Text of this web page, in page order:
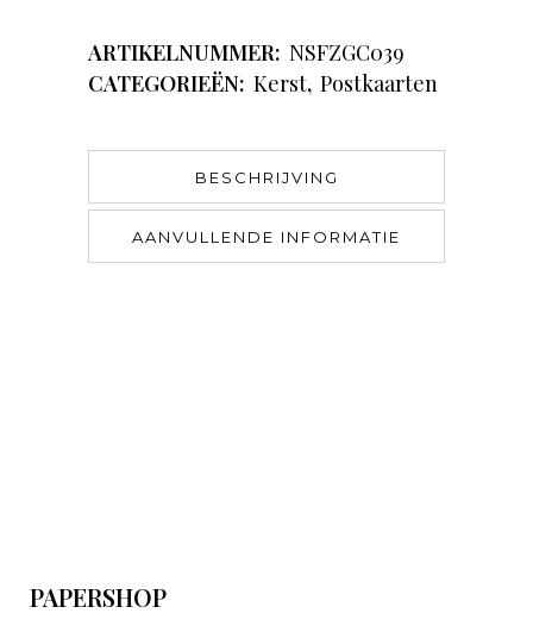
ARTIKELNUMMER: NSFZGC039
CATEGORIEËN: Kerst, Postkaarten
BESCHRIJVING
AANVULLENDE INFORMATIE
PAPERSHOP